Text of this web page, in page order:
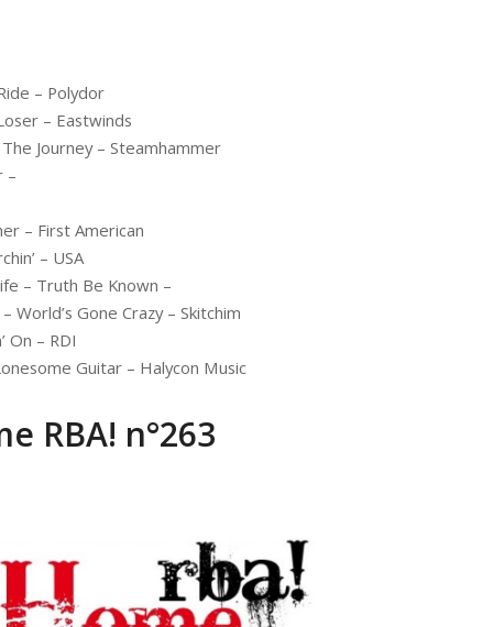
– Polydor
– Eastwinds
Journey – Steamhammer
–
– First American
– USA
– Truth Be Known –
World’s Gone Crazy – Skitchim
On – RDI
Guitar – Halycon Music
RBA! n°263